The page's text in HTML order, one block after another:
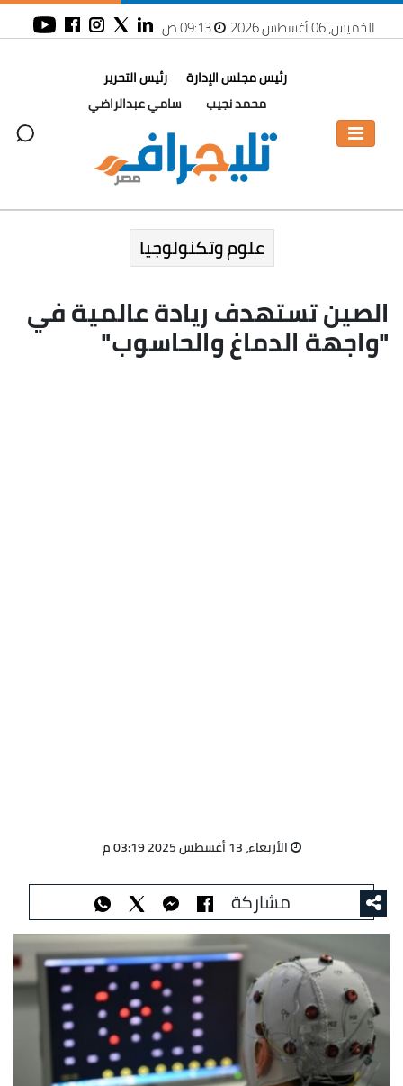
الخميس، 06 أغسطس 2026 09:13 ص
رئيس مجلس الإدارة
محمد نجيب
رئيس التحرير
سامي عبدالراضي
علوم وتكنولوجيا
الصين تستهدف ريادة عالمية في
"واجهة الدماغ والحاسوب"
الأربعاء، 13 أغسطس 2025 03:19 م
مشاركة